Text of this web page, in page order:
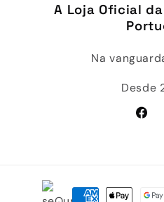
A Loja Oficial
Na
Desde
Métodos